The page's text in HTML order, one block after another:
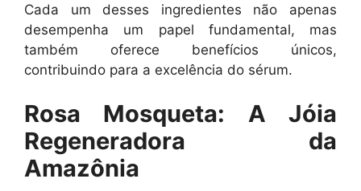
Cada um desses ingredientes não apenas
desempenha um papel fundamental, mas
também oferece benefícios únicos,
contribuindo para a excelência do sérum.
Rosa Mosqueta: A Jóia
Regeneradora da
Amazônia